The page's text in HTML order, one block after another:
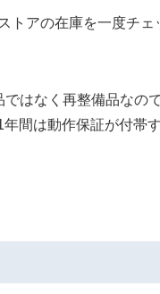
トアの在庫を一度チ
はなく再整備品なの
間は動作保証が付帯